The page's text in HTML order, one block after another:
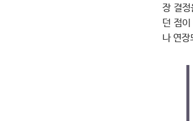
장 결정
던 점
나 연